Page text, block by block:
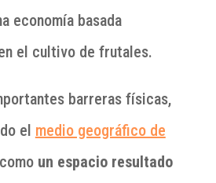
economía basada
el cultivo de frutales.
barreras físicas,
el medio geográfico de
un espacio resultado